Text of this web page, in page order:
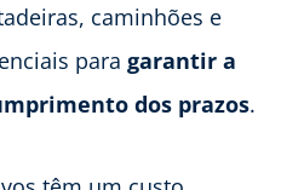
caminhões e
para garantir a
dos prazos.